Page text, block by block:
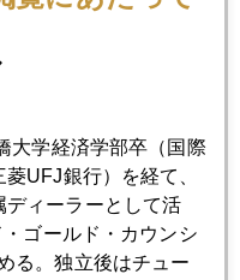
引用する東大の伊藤教
の潮の流れはいつ逆転
因に変化は見られないの
大学経済学部卒（国際
UFJ銀行）を経て、
ディーラーとして活
ゴールド・カウンシ
る。独立後はチュー